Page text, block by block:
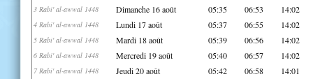
3 Rabi' al-awwal 1448 Dimanche 16 août 05:35 06:53 14:02
4 Rabi' al-awwal 1448 Lundi 17 août 05:37 06:55 14:02
5 Rabi' al-awwal 1448 Mardi 18 août 05:39 06:56 14:02
6 Rabi' al-awwal 1448 Mercredi 19 août 05:40 06:57 14:02
7 Rabi' al-awwal 1448 Jeudi 20 août 05:42 06:58 14:01